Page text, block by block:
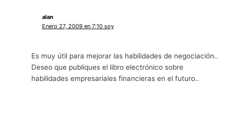
alan
Enero 27, 2009 en 7:10 soy
Es muy útil para mejorar las habilidades de negociación..
Deseo que publiques el libro electrónico sobre
habilidades empresariales financieras en el futuro..